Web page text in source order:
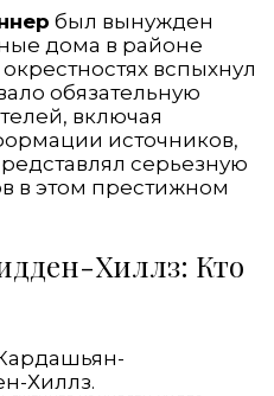
был вынужден
дома в районе
окрестностях вспыхнул
обязательную
включая
источников,
серьезную
в этом престижном
Хиллз: Кто